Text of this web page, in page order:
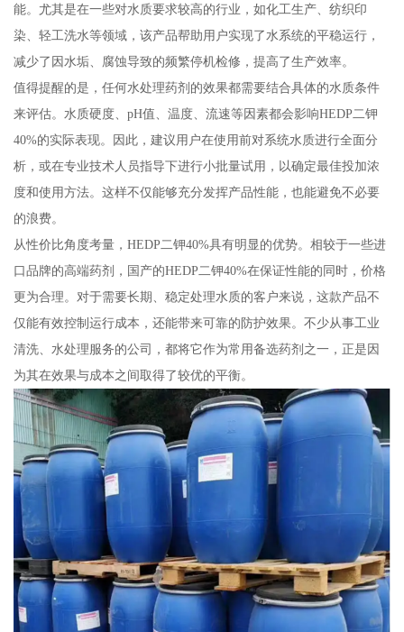
能。尤其是在一些对水质要求较高的行业，如化工生产、纺织印
染、轻工洗水等领域，该产品帮助用户实现了水系统的平稳运行，
减少了因水垢、腐蚀导致的频繁停机检修，提高了生产效率。
值得提醒的是，任何水处理药剂的效果都需要结合具体的水质条件
来评估。水质硬度、pH值、温度、流速等因素都会影响HEDP二钾
40%的实际表现。因此，建议用户在使用前对系统水质进行全面分
析，或在专业技术人员指导下进行小批量试用，以确定最佳投加浓
度和使用方法。这样不仅能够充分发挥产品性能，也能避免不必要
的浪费。
从性价比角度考量，HEDP二钾40%具有明显的优势。相较于一些进
口品牌的高端药剂，国产的HEDP二钾40%在保证性能的同时，价格
更为合理。对于需要长期、稳定处理水质的客户来说，这款产品不
仅能有效控制运行成本，还能带来可靠的防护效果。不少从事工业
清洗、水处理服务的公司，都将它作为常用备选药剂之一，正是因
为其在效果与成本之间取得了较优的平衡。